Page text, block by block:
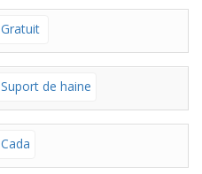
Gratuit
Suport de haine
Cada